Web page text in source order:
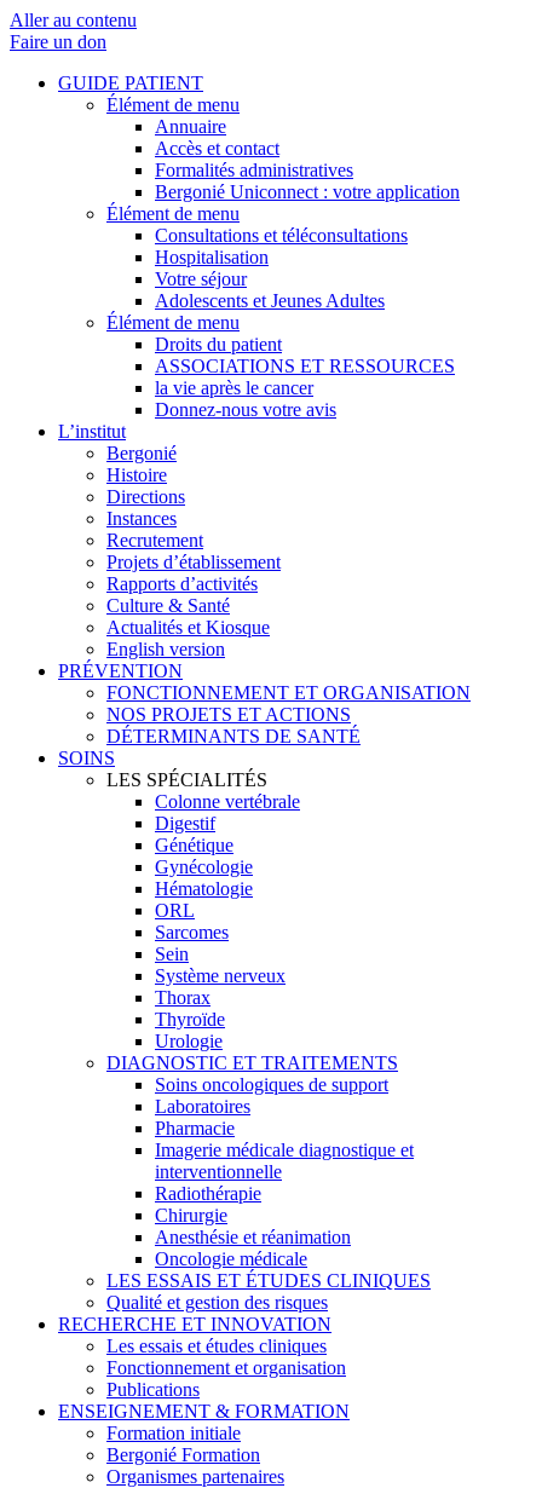
Aller au contenu
Faire un don
GUIDE PATIENT
Élément de menu
Annuaire
Accès et contact
Formalités administratives
Bergonié Uniconnect : votre application
Élément de menu
Consultations et téléconsultations
Hospitalisation
Votre séjour
Adolescents et Jeunes Adultes
Élément de menu
Droits du patient
ASSOCIATIONS ET RESSOURCES
la vie après le cancer
Donnez-nous votre avis
L’institut
Bergonié
Histoire
Directions
Instances
Recrutement
Projets d’établissement
Rapports d’activités
Culture & Santé
Actualités et Kiosque
English version
PRÉVENTION
FONCTIONNEMENT ET ORGANISATION
NOS PROJETS ET ACTIONS
DÉTERMINANTS DE SANTÉ
SOINS
LES SPÉCIALITÉS
Colonne vertébrale
Digestif
Génétique
Gynécologie
Hématologie
ORL
Sarcomes
Sein
Système nerveux
Thorax
Thyroïde
Urologie
DIAGNOSTIC ET TRAITEMENTS
Soins oncologiques de support
Laboratoires
Pharmacie
Imagerie médicale diagnostique et
interventionnelle
Radiothérapie
Chirurgie
Anesthésie et réanimation
Oncologie médicale
LES ESSAIS ET ÉTUDES CLINIQUES
Qualité et gestion des risques
RECHERCHE ET INNOVATION
Les essais et études cliniques
Fonctionnement et organisation
Publications
ENSEIGNEMENT & FORMATION
Formation initiale
Bergonié Formation
Organismes partenaires